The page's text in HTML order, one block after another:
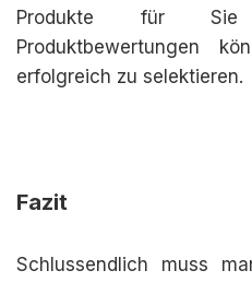
Produkte für Sie
Produktbewertungen
erfolgreich zu selektieren.
Fazit
Schlussendlich muss